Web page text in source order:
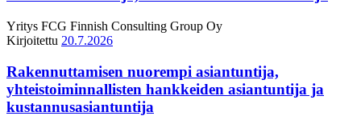
Yritys FCG Finnish Consulting Group Oy
Kirjoitettu 20.7.2026
Rakennuttamisen nuorempi asiantuntija,
yhteistoiminnallisten hankkeiden asiantuntija ja
kustannusasiantuntija